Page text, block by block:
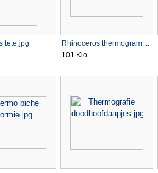
tete.jpg
Rhinoceros thermogram ...
101 Kio